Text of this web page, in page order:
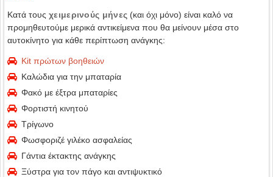
Κατά τους χειμερινούς μήνες (και όχι μόνο) είναι καλό να
προμηθευτούμε μερικά αντικείμενα που θα μείνουν μέσα στο
αυτοκίνητο για κάθε περίπτωση ανάγκης:
Kit πρώτων βοηθειών
Καλώδια για την μπαταρία
Φακό με έξτρα μπαταρίες
Φορτιστή κινητού
Τρίγωνο
Φωσφοριζέ γιλέκο ασφαλείας
Γάντια έκτακτης ανάγκης
Ξύστρα για τον πάγο και αντιψυκτικό